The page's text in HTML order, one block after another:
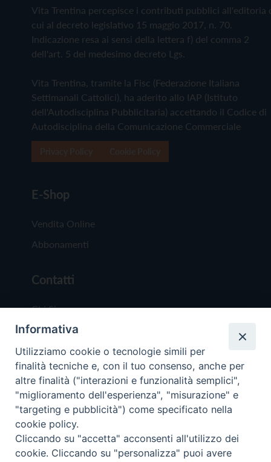
Vita Trentina percepisce i contributi pubblici all'editoria
cui al decreto legislativo 15 maggio 2017, n. 70.
Indicazione resa ai sensi della lettera f) del comma 2
dell'art. 5 del medesimo decreto Lgs.
Vita Trentina, tramite la Fisc (Federazione Italiana
Settimanali Cattolici), ha aderito allo IAP (Istituto
dell'Autodisciplina Pubblicitaria) accettando il Codice di
Autodisciplina della Comunicazione Commerciale
E-Shop
Vendita Online
Abbonamenti
Contatti
Chi Siamo
Redazione
Scrivici
Copyright © 2019 - Tutti i diritti riservati - Vita
Trentina Editrice
Informativa
Utilizziamo cookie o tecnologie simili per
finalità tecniche e, con il tuo consenso, anche per
altre finalità ("interazioni e funzionalità semplici",
"miglioramento dell'esperienza", "misurazione" e
"targeting e pubblicità") come specificato nella
cookie policy.
Cliccando su "accetta" acconsenti all'utilizzo dei
cookie. Cliccando su "personalizza" puoi avere